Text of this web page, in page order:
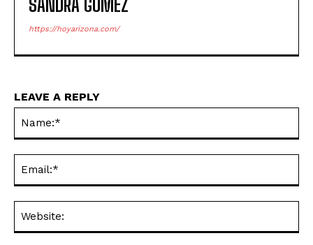
SANDRA GOMEZ
https://hoyarizona.com/
LEAVE A REPLY